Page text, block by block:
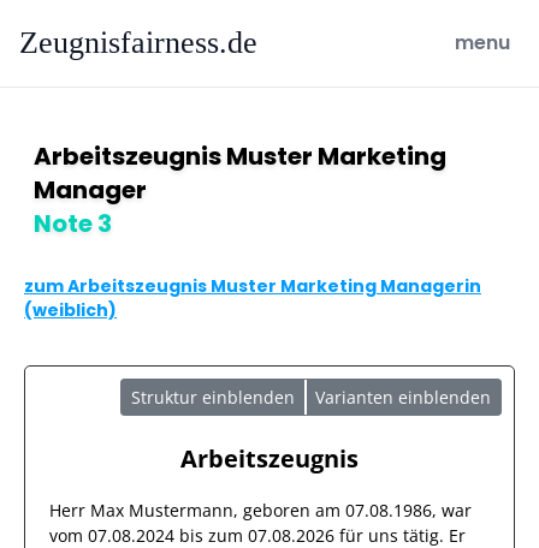
Zeugnisfairness.de open
menu
Arbeitszeugnis Muster Marketing
Manager
Note 3
zum Arbeitszeugnis Muster Marketing Managerin
(weiblich)
Struktur einblenden Varianten einblenden
Arbeitszeugnis
Herr Max Mustermann, geboren am 07.08.1986, war
vom 07.08.2024 bis zum 07.08.2026 für uns tätig. Er